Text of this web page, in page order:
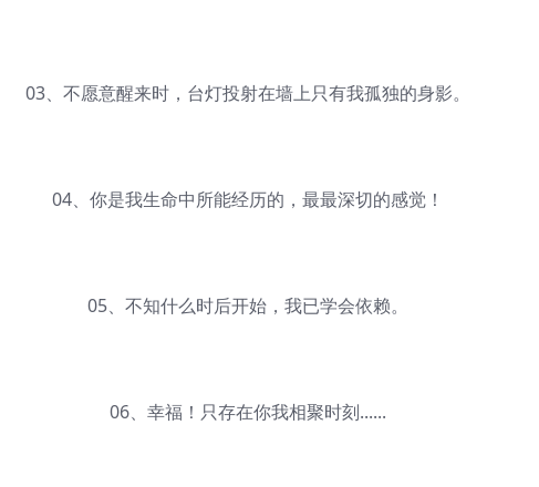
03、不愿意醒来时，台灯投射在墙上只有我孤独的身影。
04、你是我生命中所能经历的，最最深切的感觉！
05、不知什么时后开始，我已学会依赖。
06、幸福！只存在你我相聚时刻......